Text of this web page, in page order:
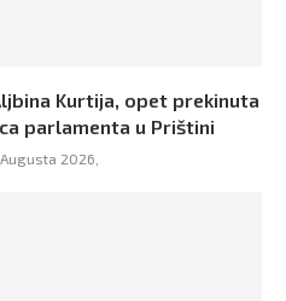
Kurtija, opet prekinuta
parlamenta u Prištini
2026,